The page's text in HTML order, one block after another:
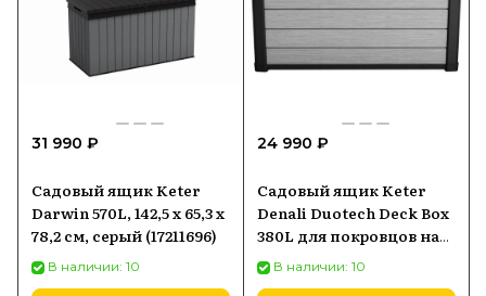
31 990 ₽
Садовый ящик Keter
Darwin 570L, 142,5 x 65,3 x
78,2 см, серый (17211696)
В наличии: 10
24 990 ₽
Садовый ящик Keter
Denali Duotech Deck Box
380L для покровцов на
балкон
В наличии: 10